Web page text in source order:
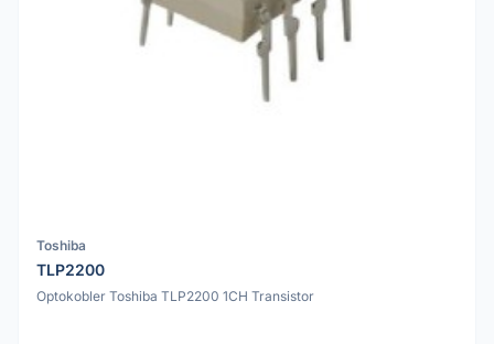
Toshiba
TLP2200
Optokobler Toshiba TLP2200 1CH Transistor